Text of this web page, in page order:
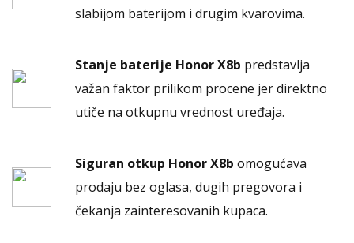
slabijom baterijom i drugim kvarovima.
Stanje baterije Honor X8b predstavlja
važan faktor prilikom procene jer direktno
utiče na otkupnu vrednost uređaja.
Siguran otkup Honor X8b omogućava
prodaju bez oglasa, dugih pregovora i
čekanja zainteresovanih kupaca.